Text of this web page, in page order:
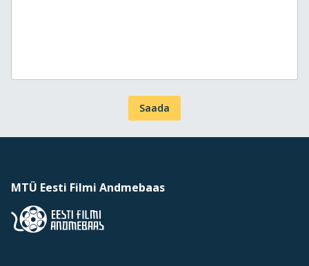
Saada
MTÜ Eesti Filmi Andmebaas